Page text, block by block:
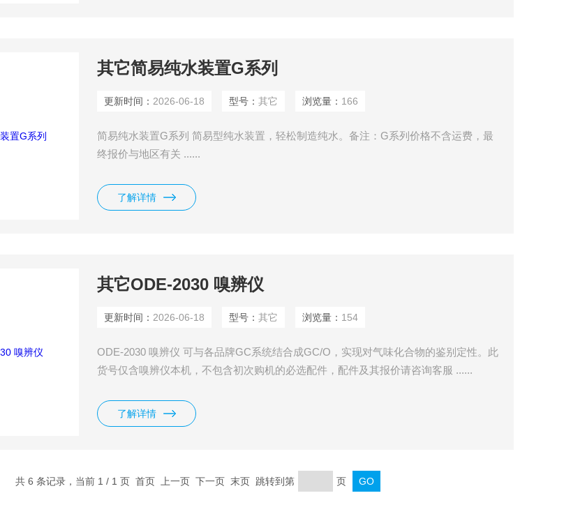
其它简易纯水装置G系列
更新时间： 2026-06-18 型号：其它 浏览量： 166
简易纯水装置G系列 简易型纯水装置，轻松制造纯水。备注：G系列价格不含运费，最
终报价与地区有关 ......
了解详情
其它ODE-2030 嗅辨仪
更新时间： 2026-06-18 型号：其它 浏览量： 154
ODE-2030 嗅辨仪 可与各品牌GC系统结合成GC/O，实现对气味化合物的鉴别定性。此
货号仅含嗅辨仪本机，不包含初次购机的必选配件，配件及其报价请咨询客服 ......
了解详情
共 6 条记录，当前 1 / 1 页 首页 上一页 下一页 末页 跳转到第 页